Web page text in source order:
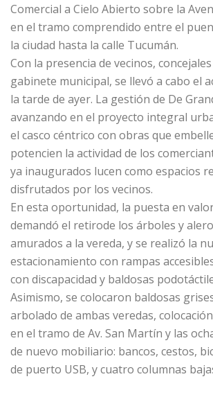
Comercial a Cielo Abierto sobre la
en el tramo comprendido entre el
la ciudad hasta la calle Tucumán.
Con la presencia de vecinos,
gabinete municipal, se llevó a cabo el
la tarde de ayer. La gestión de De
avanzando en el proyecto integral
el casco céntrico con obras que
potencien la actividad de los
ya inaugurados lucen como espacios
disfrutados por los vecinos.
En esta oportunidad, la puesta en
demandó el retirode los árboles y
amurados a la vereda, y se realizó la
estacionamiento con rampas
con discapacidad y baldosas
Asimismo, se colocaron baldosas
arbolado de ambas veredas,
en el tramo de Av. San Martín y las
de nuevo mobiliario: bancos, cestos,
de puerto USB, y cuatro columnas